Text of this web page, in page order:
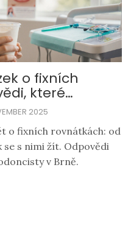
o fixních
které
2025
o fixních rovnátkách: od
se s nimi žít. Odpovědi
v Brně.